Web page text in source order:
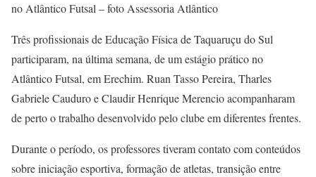
no Atlântico Futsal – foto Assessoria Atlântico
Três profissionais de Educação Física de Taquaruçu do Sul
participaram, na última semana, de um estágio prático no
Atlântico Futsal, em Erechim. Ruan Tasso Pereira, Tharles
Gabriele Cauduro e Claudir Henrique Merencio acompanharam
de perto o trabalho desenvolvido pelo clube em diferentes frentes.
Durante o período, os professores tiveram contato com conteúdos
sobre iniciação esportiva, formação de atletas, transição entre